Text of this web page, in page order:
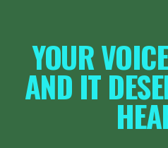
YOUR
AND IT